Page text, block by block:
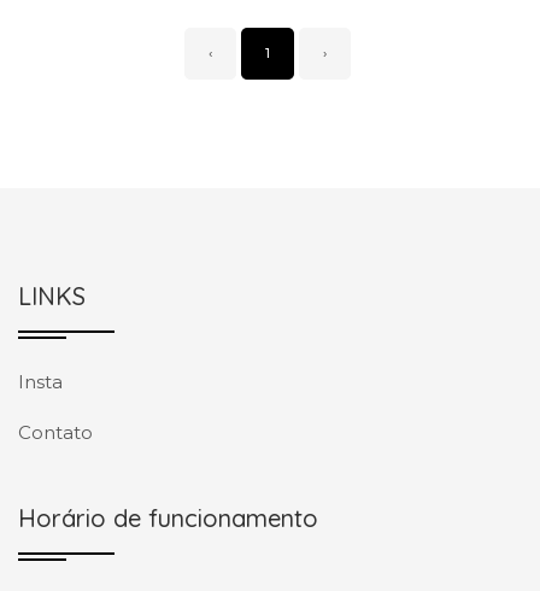
‹ 1 ›
LINKS
Insta
Contato
Horário de funcionamento